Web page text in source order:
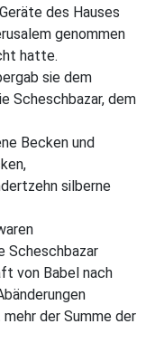
des Hauses
genommen
hatte.
sie dem
Scheschbazar, dem
Becken und
silberne
Scheschbazar
von Babel nach
der Summe der